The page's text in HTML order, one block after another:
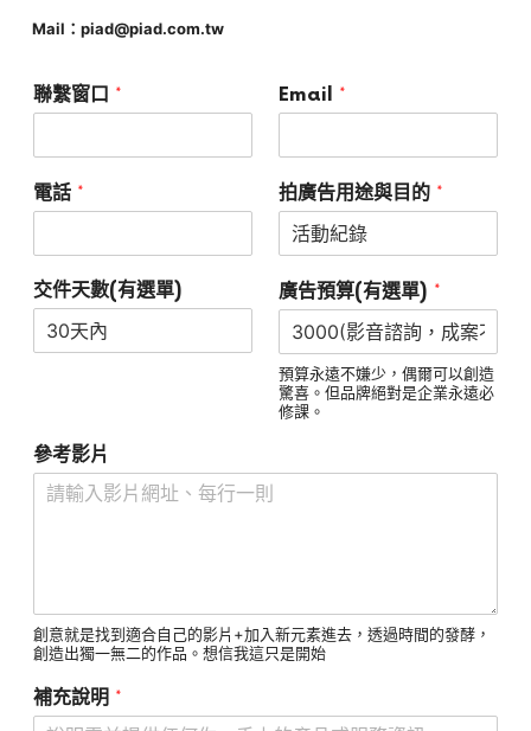
Mail：piad@piad.com.tw
聯繫窗口 * Email *
電話 * 拍廣告用途與目的 *
交件天數(有選單) 廣告預算(有選單) *
預算永遠不嫌少，偶爾可以創造
驚喜。但品牌絕對是企業永遠必
修課。
參考影片
創意就是找到適合自己的影片+加入新元素進去，透過時間的發酵，
創造出獨一無二的作品。想信我這只是開始
補充說明 *